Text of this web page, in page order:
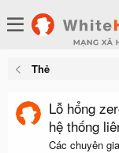
Thẻ
Lỗ hổng
hệ thống
Các chuyên